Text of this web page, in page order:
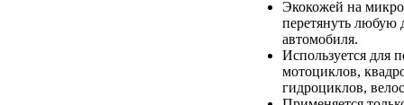
Экокожей на
перетянуть любую
автомобиля.
Используется для
мотоциклов,
гидроциклов,